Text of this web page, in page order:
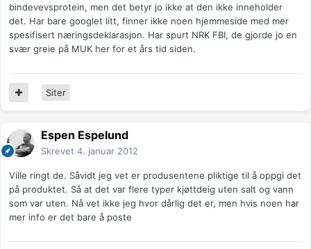
bindevevsprotein, men det betyr jo ikke at den ikke inneholder
det. Har bare googlet litt, finner ikke noen hjemmeside med mer
spesifisert næringsdeklarasjon. Har spurt NRK FBI, de gjorde jo en
svær greie på MUK her for et års tid siden.
Siter
Espen Espelund
Skrevet 4. januar 2012
Ville ringt de. Såvidt jeg vet er produsentene pliktige til å oppgi det
på produktet. Så at det var flere typer kjøttdeig uten salt og vann
som var uten. Nå vet ikke jeg hvor dårlig det er, men hvis noen har
mer info er det bare å poste